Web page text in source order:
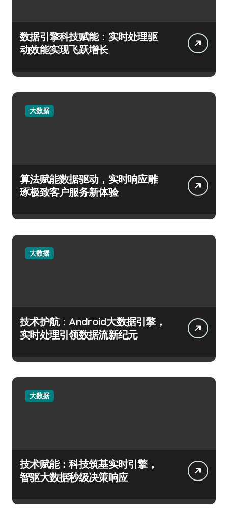
数据引擎科技赋能：实时处理驱
动效能实现飞跃增长
大数据
算法赋能数据驱动，实时响应雕
琢极致客户服务新体验
大数据
技术护航：Android大数据引擎，
实时处理引领数据流新纪元
大数据
技术赋能：科技筑基实时引擎，
智驱大数据秒级决策响应